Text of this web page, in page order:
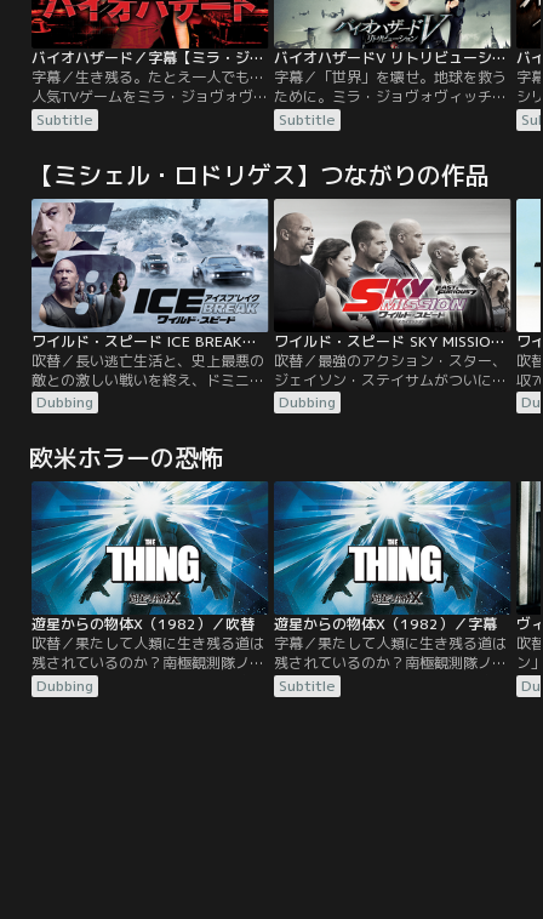
バイオハザード／字幕【ミラ・ジョヴォヴィッチ主演】
字幕／生き残る。たとえ一人でも…
人気TVゲームをミラ・ジョヴォヴィ
ッチ主演で映画化したアクションホ
ラーシリーズ！開発中のウィルスが
た。アンブレラ社は特殊部隊を派遣
するがハイブに進入した彼らを待っ
ていたのはウィルスがもたらした戦
慄すべき光景だった…！
Subtitle
バイオハザードV リトリビューション／字幕【ミラ・ジョヴォヴィッチ主演】
字幕／「世界」を壊せ。地球を救う
ために。ミラ・ジョヴォヴィッチ扮
する最強ヒロイン、アリスとT-ウイ
ルスを生み出したアンブレラ社との
弾！ウェスカーが語るアンブレラ社
の恐るべき計画。そしてアリスの娘
ベッキーの行方は？最終決戦に向け
て、アリスの壮絶な戦いが始まる！
Subtitle
字
シ
ー
か
【ミシェル・ロドリゲス】つながりの作品
ワイルド・スピード ICE BREAK／吹替【ドウェイン・ジョンソン＋ジェイソン・ステイサム】
吹替／長い逃亡生活と、史上最悪の
敵との激しい戦いを終え、ドミニ
ク、レティ、ローマンら、固い絆で
結ばれた“ファミリー”は束の間の日
もファミリーを大切にしてきたドミ
ニクのまさかの裏切りによって、ホ
ブスは投獄され、ファミリーは崩壊
の危機に直面する。
Dubbing
ワイルド・スピード SKY MISSION／吹替【ポール・ウォーカー＋ジェイソン・ステイサム】
吹替／最強のアクション・スター、
ジェイソン・ステイサムがついに参
戦！シリーズ歴代最高の大ヒットを
マークした、フルスロットル・ジェ
東京、アブダビ、ロサンゼルス…す
べてを賭けた最後のミッションが、
いま始動する！！
Dubbing
吹
収
ン
ジ
ら
ミ
欧米ホラーの恐怖
遊星からの物体X（1982）／吹替
吹替／果たして人類に生き残る道は
残されているのか？南極観測隊ノル
ウェイ隊がUFO落下地点で氷の魂を
切り出した後で、ノルウェー基地が
Dubbing
遊星からの物体X（1982）／字幕
字幕／果たして人類に生き残る道は
残されているのか？南極観測隊ノル
ウェイ隊がUFO落下地点で氷の魂を
切り出した後で、ノルウェー基地が
Subtitle
吹
ン
な
と